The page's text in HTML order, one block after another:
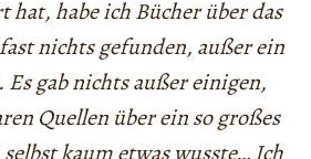
hat, habe ich Bücher über das
nichts gefunden, außer ein
gab nichts außer einigen,
Quellen über ein so großes
kaum etwas wusste… Ich